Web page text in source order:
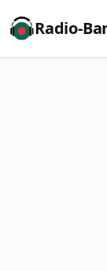
Radio-